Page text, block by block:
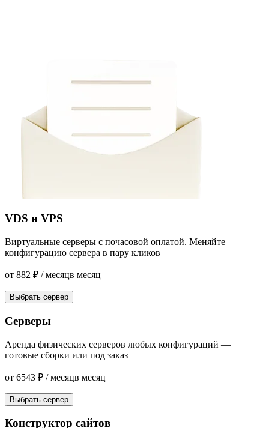
VDS и VPS
Виртуальные серверы с почасовой оплатой. Меняйте
конфигурацию сервера в пару кликов
от 882 ₽ / месяцв месяц
Выбрать сервер
Серверы
Аренда физических серверов любых конфигураций —
готовые сборки или под заказ
от 6543 ₽ / месяцв месяц
Выбрать сервер
Конструктор сайтов